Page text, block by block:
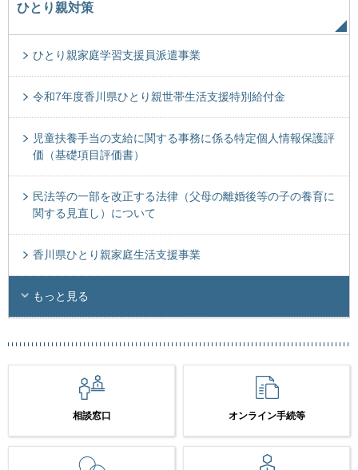
ひとり親対策
ひとり親家庭学習支援員派遣事業
令和7年度香川県ひとり親世帯生活支援特別給付金
児童扶養手当の支給に関する事務に係る特定個人情報保護評
価（基礎項目評価書）
民法等の一部を改正する法律（父母の離婚後等の子の養育に
関する見直し）について
香川県ひとり親家庭生活支援事業
もっと見る
相談窓口 オンライン手続等